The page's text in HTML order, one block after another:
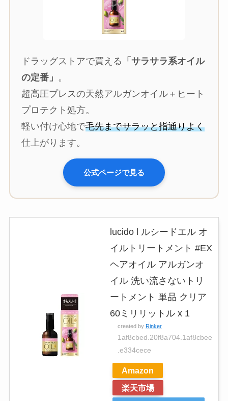
ドラッグストアで買える 「サラサラ系オイル
の定番」 。
超高圧プレスの天然アルガンオイル＋ヒート
プロテクト処方。
軽い付け心地で毛先までサラッと指通りよく
仕上がります。
公式ページで見る
lucido l ルシードエル オ
イルトリートメント #EX
ヘアオイル アルガンオ
イル 洗い流さないトリ
ートメント 単品 クリア
60ミリリットル x 1
created by Rinker
1af8cbed.20f8a704.1af8cbee
.e334cece
Amazon
楽天市場